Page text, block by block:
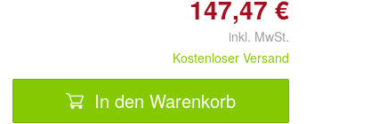
147,47 €
inkl. MwSt.
Kostenloser Versand
In den Warenkorb